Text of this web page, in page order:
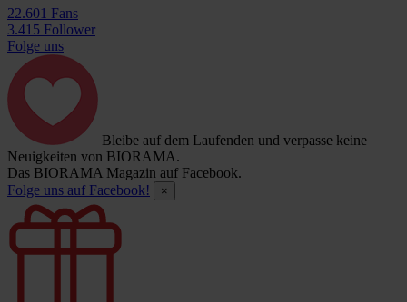
22.601 Fans
3.415 Follower
Folge uns
Bleibe auf dem Laufenden und verpasse keine
Neuigkeiten von BIORAMA.
Das BIORAMA Magazin auf Facebook.
Folge uns auf Facebook!
×